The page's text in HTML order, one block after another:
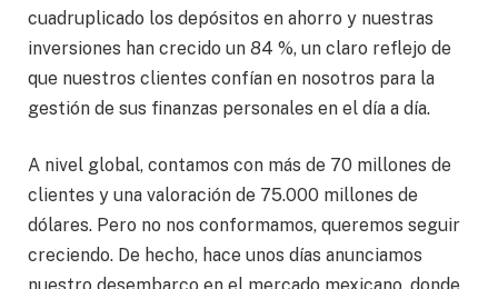
cuadruplicado los depósitos en ahorro y nuestras
inversiones han crecido un 84 %, un claro reflejo de
que nuestros clientes confían en nosotros para la
gestión de sus finanzas personales en el día a día.
A nivel global, contamos con más de 70 millones de
clientes y una valoración de 75.000 millones de
dólares. Pero no nos conformamos, queremos seguir
creciendo. De hecho, hace unos días anunciamos